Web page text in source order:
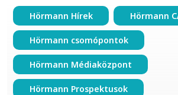
Hörmann Hírek Hörmann
Hörmann csomópontok
Hörmann Médiaközpont
Hörmann Prospektusok